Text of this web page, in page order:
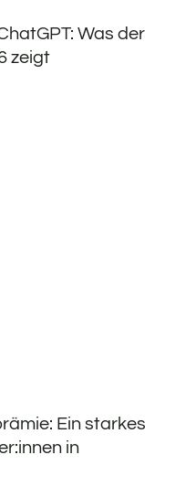
Was der
zeigt
Ein starkes
in